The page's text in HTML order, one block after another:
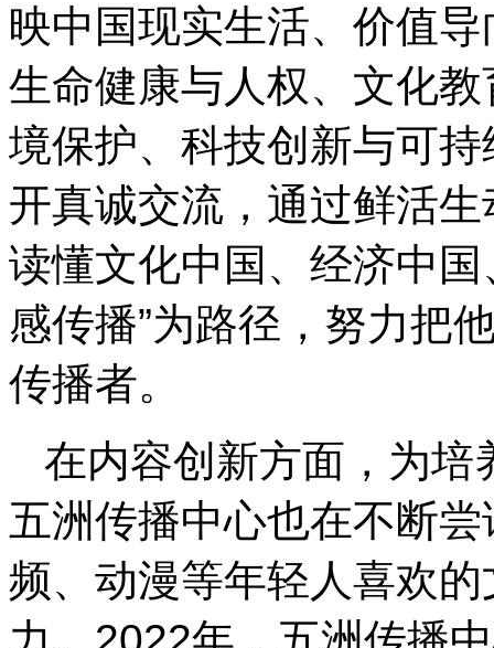
映中国现实生活、价值
生命健康与人权、文化
境保护、科技创新与可
开真诚交流，通过鲜活
读懂文化中国、经济中
感传播”为路径，努力把
传播者。
在内容创新方面，为培
五洲传播中心也在不断
频、动漫等年轻人喜欢